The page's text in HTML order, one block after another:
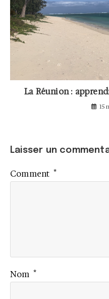
La Réunion :
15
Laisser un
Comment *
Nom *